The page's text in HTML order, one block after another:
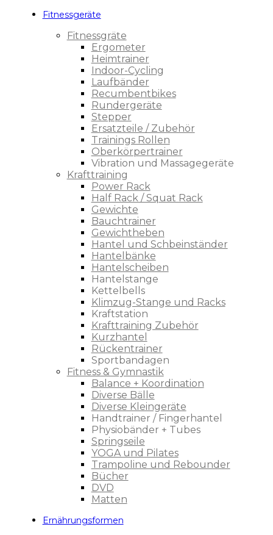
Fitnessgeräte
Fitnessgräte
Ergometer
Heimtrainer
Indoor-Cycling
Laufbänder
Recumbentbikes
Rundergeräte
Stepper
Ersatzteile / Zubehör
Trainings Rollen
Oberkörpertrainer
Vibration und Massagegeräte
Krafttraining
Power Rack
Half Rack / Squat Rack
Gewichte
Bauchtrainer
Gewichtheben
Hantel und Schbeinständer
Hantelbänke
Hantelscheiben
Hantelstange
Kettelbells
Klimzug-Stange und Racks
Kraftstation
Krafttraining Zubehör
Kurzhantel
Rückentrainer
Sportbandagen
Fitness & Gymnastik
Balance + Koordination
Diverse Bälle
Diverse Kleingeräte
Handtrainer / Fingerhantel
Physiobänder + Tubes
Springseile
YOGA und Pilates
Trampoline und Rebounder
Bücher
DVD
Matten
Ernährungsformen